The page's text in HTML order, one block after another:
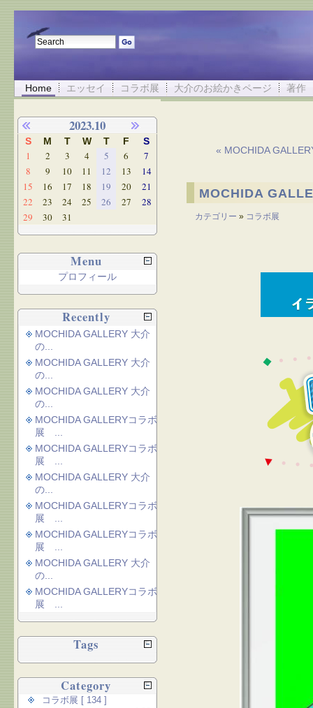
Home エッセイ コラボ展 大介のお絵かきページ 著作
« MOCHIDA
MOCHIDA
カテゴリー » コラボ展
2023.10
S M T W T F S
1 2 3 4 5 6
7
8
9 10 11 12 13
14
15
16 17 18 19 20
21
22
23 24 25 26 27
28
29
30 31
Menu
プロフィール
Recently
MOCHIDA GALLERY 大介
の...
MOCHIDA GALLERY 大介
の...
MOCHIDA GALLERY 大介
の...
MOCHIDA GALLERYコラボ
展 ...
MOCHIDA GALLERYコラボ
展 ...
MOCHIDA GALLERY 大介
の...
MOCHIDA GALLERYコラボ
展 ...
MOCHIDA GALLERYコラボ
展 ...
MOCHIDA GALLERY 大介
の...
MOCHIDA GALLERYコラボ
展 ...
Tags
Category
コラボ展 [ 134 ]